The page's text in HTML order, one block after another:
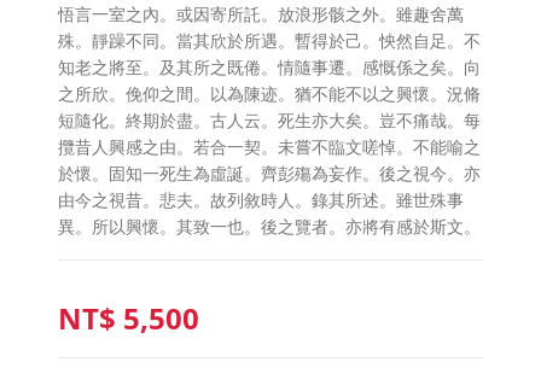
悟言一室之內。或因寄所託。放浪形骸之外。雖趣舍萬
殊。靜躁不同。當其欣於所遇。暫得於己。怏然自足。不
知老之將至。及其所之既倦。情隨事遷。感慨係之矣。向
之所欣。俛仰之間。以為陳迹。猶不能不以之興懷。況脩
短隨化。終期於盡。古人云。死生亦大矣。豈不痛哉。每
攬昔人興感之由。若合一契。未嘗不臨文嗟悼。不能喻之
於懷。固知一死生為虛誕。齊彭殤為妄作。後之視今。亦
由今之視昔。悲夫。故列敘時人。錄其所述。雖世殊事
異。所以興懷。其致一也。後之覽者。亦將有感於斯文。
NT$ 5,500